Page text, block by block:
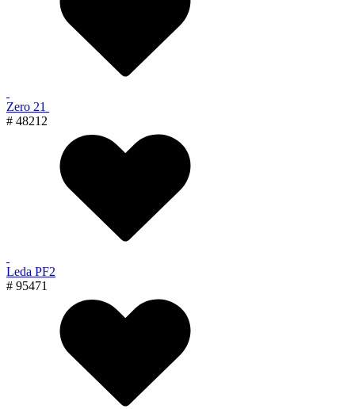
Zero 21
# 48212
Leda PF2
# 95471